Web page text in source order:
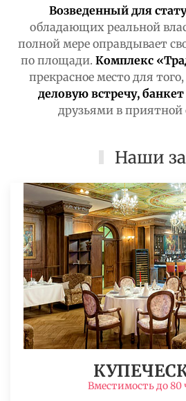
Возведенный для
обладающих реальной
полной мере оправдывает
по площади. Комплекс
прекрасное место для
деловую встречу, банкет
друзьями в приятной
Наши
Вместимость до 80